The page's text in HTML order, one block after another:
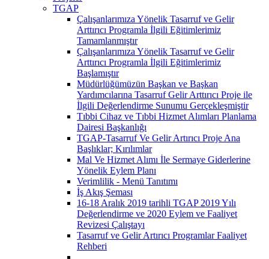
TGAP
Çalışanlarımıza Yönelik Tasarruf ve Gelir
Arttırıcı Programla İlgili Eğitimlerimiz
Tamamlanmıştır
Çalışanlarımıza Yönelik Tasarruf ve Gelir
Arttırıcı Programla İlgili Eğitimlerimiz
Başlamıştır
Müdürlüğümüzün Başkan ve Başkan
Yardımcılarına Tasarruf Gelir Arttırıcı Proje ile
İlgili Değerlendirme Sunumu Gerçekleşmiştir
Tıbbi Cihaz ve Tıbbi Hizmet Alımları Planlama
Dairesi Başkanlığı
TGAP-Tasarruf Ve Gelir Artırıcı Proje Ana
Başlıklar; Kırılımlar
Mal Ve Hizmet Alımı İle Sermaye Giderlerine
Yönelik Eylem Planı
Verimlilik - Menü Tanıtımı
İş Akış Şeması
16-18 Aralık 2019 tarihli TGAP 2019 Yılı
Değerlendirme ve 2020 Eylem ve Faaliyet
Revizesi Çalıştayı
Tasarruf ve Gelir Artırıcı Programlar Faaliyet
Rehberi